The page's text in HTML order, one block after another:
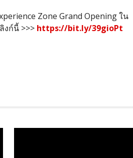
Zone Grand Opening ใน
งก์นี้ >>> https://bit.ly/39gioPt